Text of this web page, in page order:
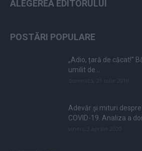
ALEGEREA EDITORULUI
POSTĂRI POPULARE
„Adio, țară de căcat!”
umilit de...
Adevăr și mituri
COVID-19. Analiza a